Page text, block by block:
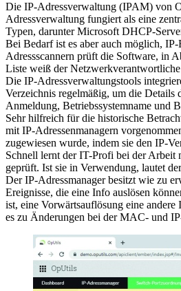
Die IP-Adressverwaltung (IPAM) von
Adressverwaltung fungiert als eine
Typen, darunter Microsoft DHCP-
Bei Bedarf ist es aber auch möglich,
Adressscannern prüft die Software, in
Liste weiß der
Die IP-Adressverwaltungstools
Verzeichnis regelmäßig, um die
Anmeldung, Betriebssystemname und
Sehr hilfreich für die historische
mit IP-Adressenmanagern
zugewiesen wurde, indem sie den IP-
Schnell lernt der IT-Profi bei der Arbeit
geprüft. Ist sie in Verwendung, lautet
Der IP-Adressmanager besitzt wie zu
Ereignisse, die eine Info auslösen
ist, eine Vorwärtsauflösung eine
es zu Änderungen bei der MAC- und